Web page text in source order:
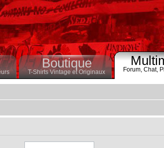
Boutique
T-Shirts Vintage et Originaux Forum, Chat,